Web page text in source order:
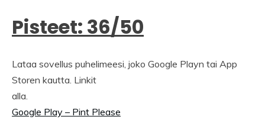
Pisteet: 36/50
Lataa sovellus puhelimeesi, joko Google Playn tai App
Storen kautta. Linkit
alla.
Google Play – Pint Please